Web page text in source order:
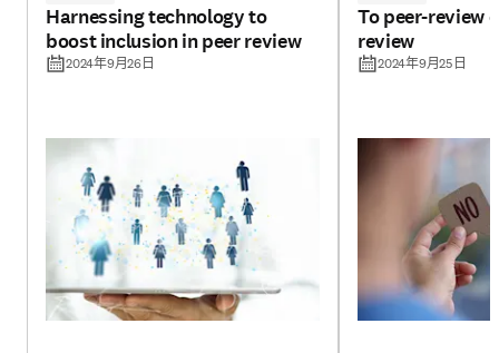
Harnessing technology to
boost inclusion in peer review
2024年9月26日
To peer-review
review
2024年9月25日